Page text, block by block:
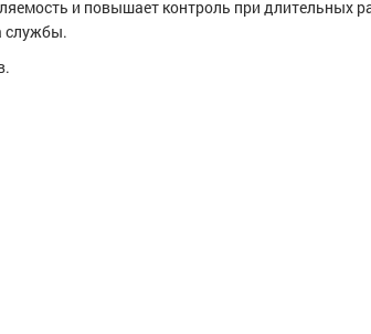
и повышает контроль при длительных
службы.